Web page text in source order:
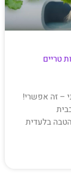
טריים
– זה אפשרי!
בלעדית